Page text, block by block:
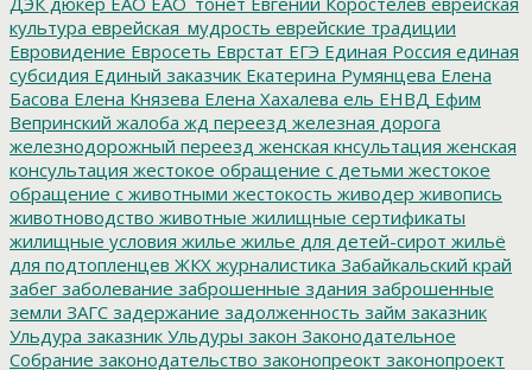
культура еврейская_мудрость еврейские традиции
Евровидение Евросеть Еврстат ЕГЭ Единая Россия единая
субсидия Единый заказчик Екатерина Румянцева Елена
Басова Елена Князева Елена Хахалева ель ЕНВД Ефим
Вепринский жалоба жд переезд железная дорога
железнодорожный переезд женская кнсультация женская
консультация жестокое обращение с детьми жестокое
обращение с животными жестокость живодер живопись
животноводство животные жилищные сертификаты
жилищные условия жилье жилье для детей-сирот жильё
для подтопленцев ЖКХ журналистика Забайкальский край
забег заболевание заброшенные здания заброшенные
земли ЗАГС задержание задолженность займ заказник
Ульдура заказник Ульдуры закон Законодательное
Собрание законодательство законопреокт законопроект